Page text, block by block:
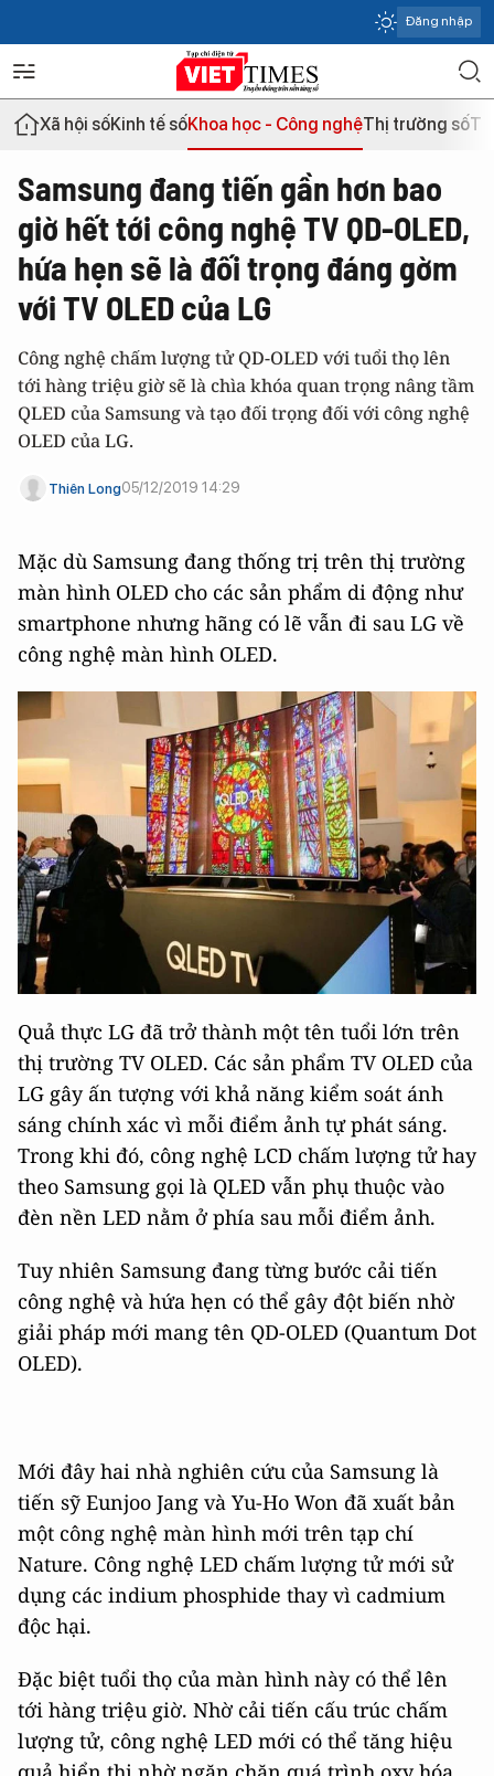
Đăng nhập
Xã hội sốKinh tế sốKhoa học - Công nghệThị trường số
Samsung đang tiến gần hơn bao
giờ hết tới công nghệ TV QD-OLED,
hứa hẹn sẽ là đối trọng đáng gờm
với TV OLED của LG
Công nghệ chấm lượng tử QD-OLED với tuổi thọ lên
tới hàng triệu giờ sẽ là chìa khóa quan trọng nâng tầm
QLED của Samsung và tạo đối trọng đối với công nghệ
OLED của LG.
Thiên Long05/12/2019 14:29
Mặc dù Samsung đang thống trị trên thị trường
màn hình OLED cho các sản phẩm di động như
smartphone nhưng hãng có lẽ vẫn đi sau LG về
công nghệ màn hình OLED.
Quả thực LG đã trở thành một tên tuổi lớn trên
thị trường TV OLED. Các sản phẩm TV OLED của
LG gây ấn tượng với khả năng kiểm soát ánh
sáng chính xác vì mỗi điểm ảnh tự phát sáng.
Trong khi đó, công nghệ LCD chấm lượng tử hay
theo Samsung gọi là QLED vẫn phụ thuộc vào
đèn nền LED nằm ở phía sau mỗi điểm ảnh.
Tuy nhiên Samsung đang từng bước cải tiến
công nghệ và hứa hẹn có thể gây đột biến nhờ
giải pháp mới mang tên QD-OLED (Quantum Dot
OLED).
Mới đây hai nhà nghiên cứu của Samsung là
tiến sỹ Eunjoo Jang và Yu-Ho Won đã xuất bản
một công nghệ màn hình mới trên tạp chí
Nature. Công nghệ LED chấm lượng tử mới sử
dụng các indium phosphide thay vì cadmium
độc hại.
Đặc biệt tuổi thọ của màn hình này có thể lên
tới hàng triệu giờ. Nhờ cải tiến cấu trúc chấm
lượng tử, công nghệ LED mới có thể tăng hiệu